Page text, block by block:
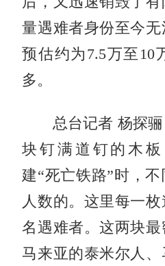
量遇难者身份至今
预估约为7.5万至10
多。
总台记者 杨探骊
块钉满道钉的木
建“死亡铁路”时，
人数的。这里每一
名遇难者。这两块
马来亚的泰米尔人、